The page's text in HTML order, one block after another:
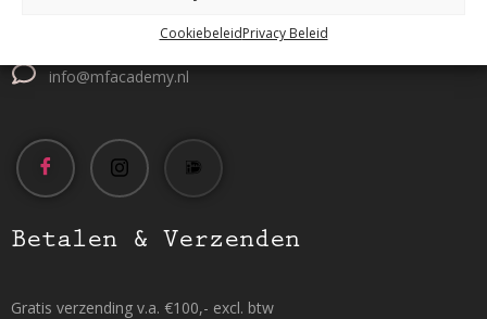
CookiebeleidPrivacy Beleid
info@mfacademy.nl
Betalen & Verzenden
Gratis verzending v.a. €100,- excl. btw